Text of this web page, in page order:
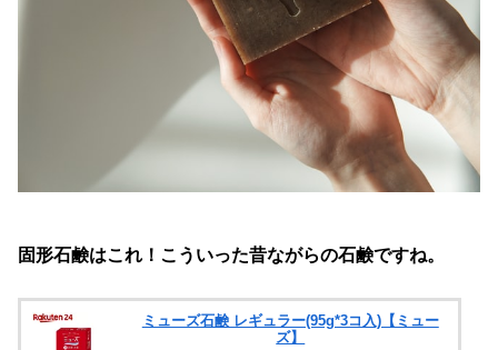
固形石鹸はこれ！こういった昔ながらの石鹸ですね。
ミューズ石鹸 レギュラー(95g*3コ入)【ミュー
ズ】